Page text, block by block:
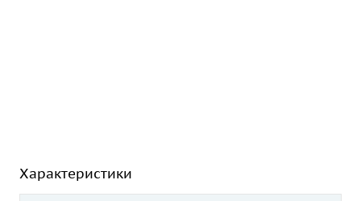
Характеристики